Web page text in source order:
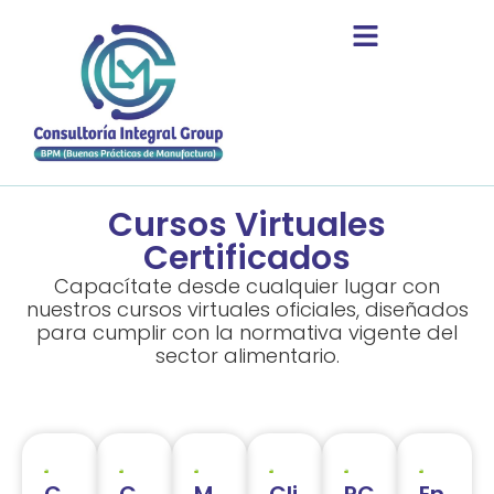
Cursos Virtuales
Certificados
Capacítate desde cualquier lugar con
nuestros cursos virtuales oficiales, diseñados
para cumplir con la normativa vigente del
sector alimentario.